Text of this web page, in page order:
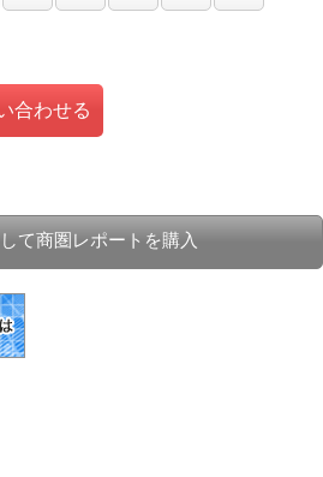
て商圏レポートを購入